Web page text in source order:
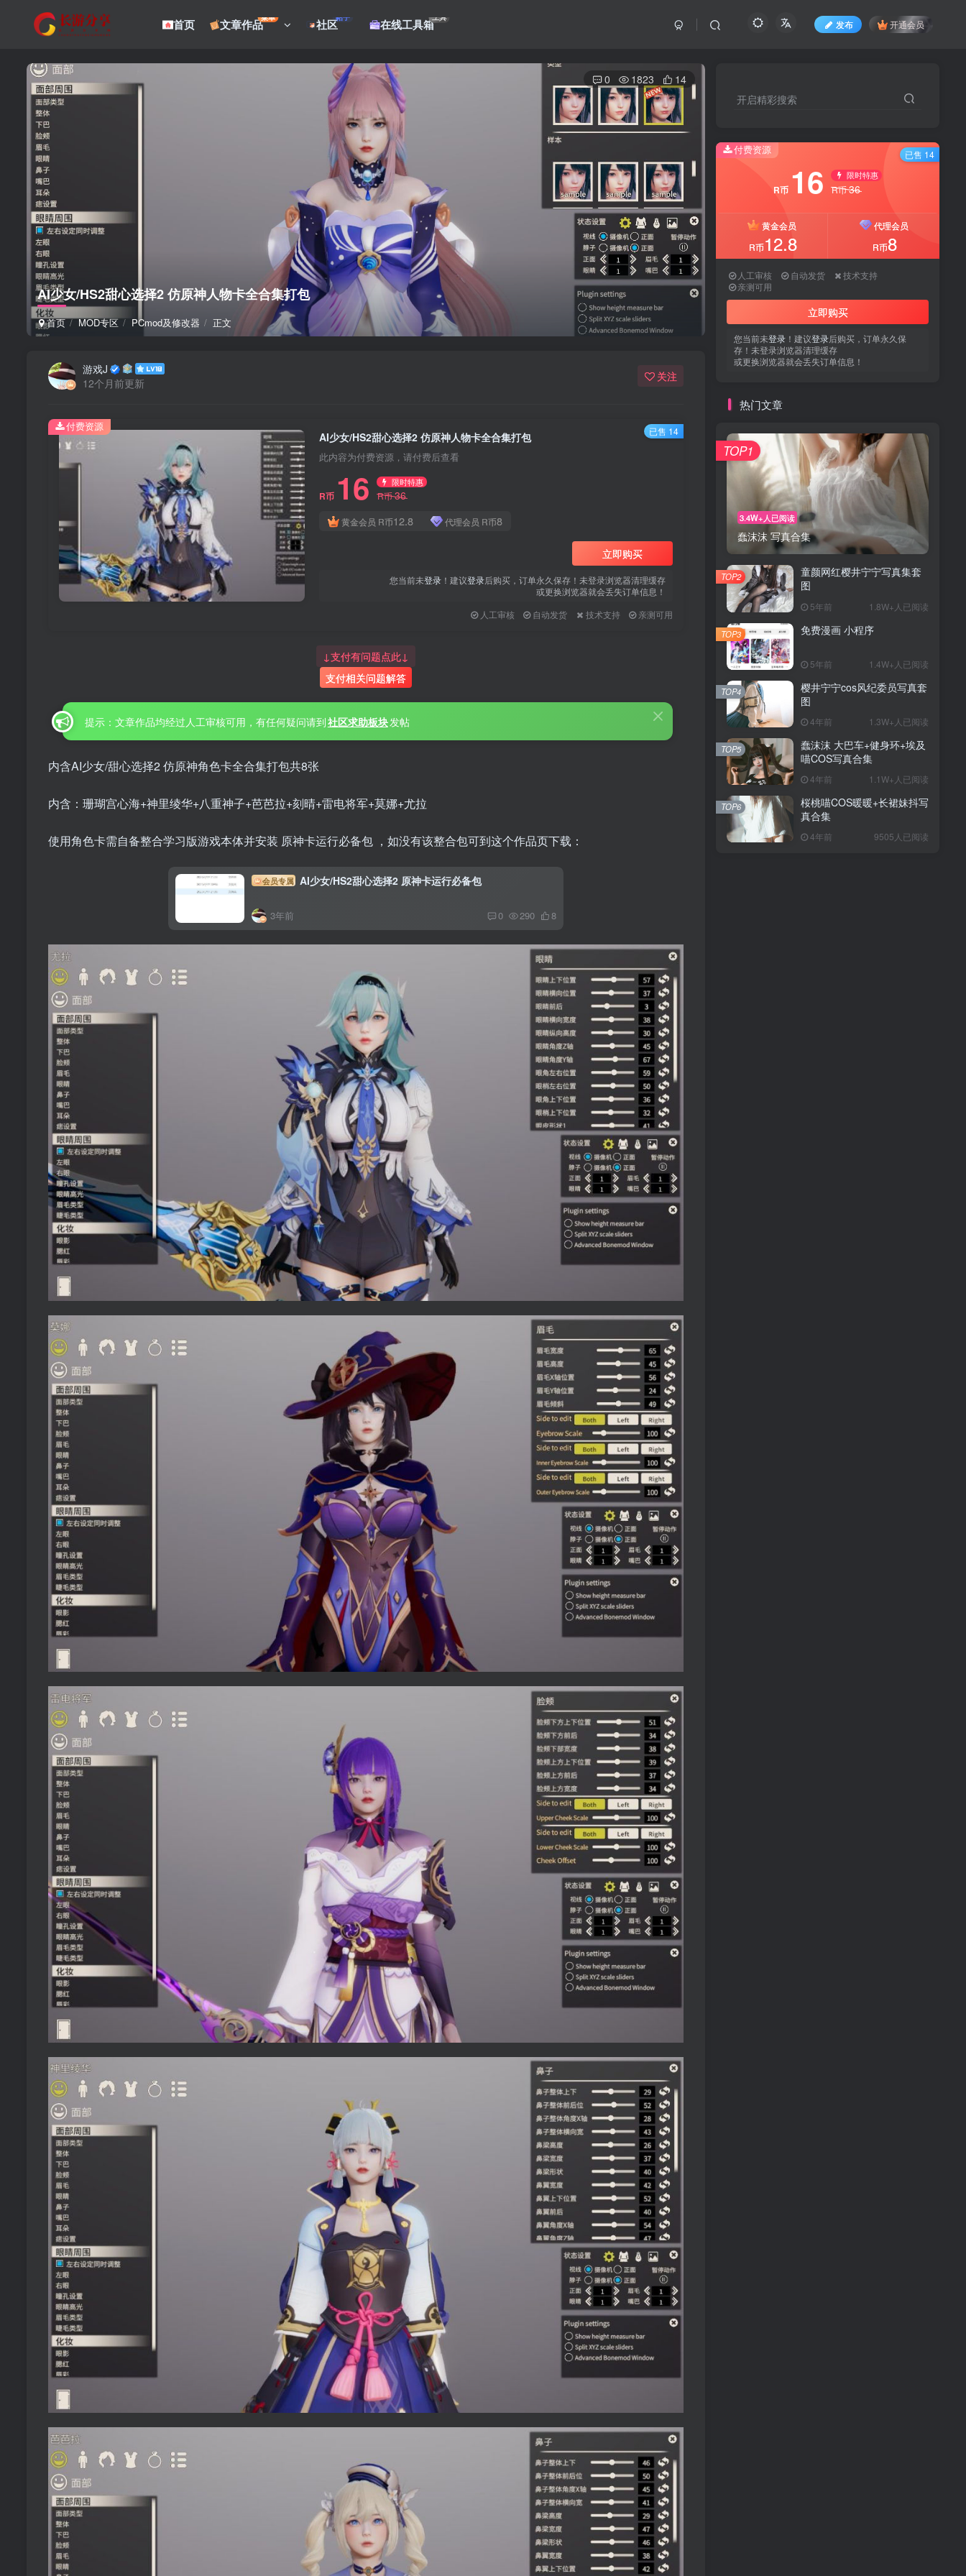
首页 文章作品菜单 社区帖子 在线工具箱工具
发布 开通会员
AI少女/HS2甜心选择2 仿原神人物卡全合集打包
首页 MOD专区 PCmod及修改器 正文
0 1823 14
游戏J
12个月前更新
关注
AI少女/HS2甜心选择2 仿原神人物卡全合集打包
此内容为付费资源，请付费后查看
R币 16 限时特惠
R币36
黄金会员 R币12.8 代理会员 R币8
立即购买
您当前未登录 ！建议登录后购买，订单永久保存！未登录浏览器清理缓存
或更换浏览器就会丢失订单信息！
人工审核
自动发货 技术支持 亲测可用
付费资源 已售 14
↓支付有问题点此↓
支付相关问题解答
提示：文章作品均经过人工审核可用，有任何疑问请到社区求助板块发帖
内含AI少女/甜心选择2 仿原神角色卡全合集打包共8张
内含：珊瑚宫心海+神里绫华+八重神子+芭芭拉+刻晴+雷电将军+莫娜+尤拉
使用角色卡需自备整合学习版游戏本体并安装 原神卡运行必备包 ，如没有该整合包可到这个作品页下载：
会员专属 AI少女/HS2甜心选择2 原神卡运行必备包
3年前 0 290 8
开启精彩搜索
付费资源
R币 16 限时特惠
R币36
黄金会员
R币12.8
代理会员
R币8
人工审核 自动发货
技术支持
亲测可用
立即购买
您当前未登录 ！建议登录后购买，订单永久保
存！未登录浏览器清理缓存
或更换浏览器就会丢失订单信息！
已售 14
热门文章
3.4W+人已阅读
蠢沫沫 写真合集
TOP1
童颜网红樱井宁宁写真集套
图
5年前 1.8W+人已阅读
TOP2
免费漫画 小程序
5年前 1.4W+人已阅读
TOP3
樱井宁宁cos风纪委员写真套
图
4年前 1.3W+人已阅读
TOP4
蠢沫沫 大巴车+健身环+埃及
喵COS写真合集
4年前 1.1W+人已阅读
TOP5
桜桃喵COS暖暖+长裙妹抖写
真合集
4年前 9505人已阅读
TOP6